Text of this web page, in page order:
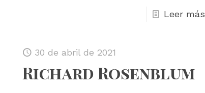
Leer más
30 de abril de 2021
Richard Rosenblum